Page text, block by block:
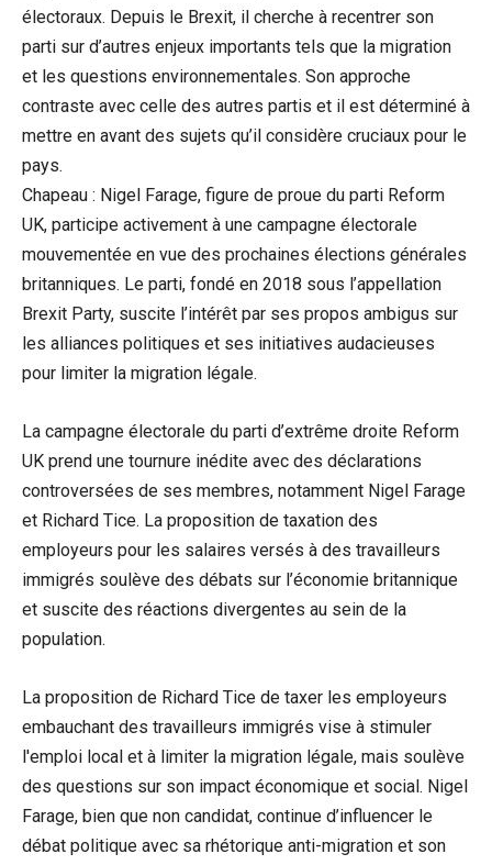
électoraux. Depuis le Brexit, il cherche à recentrer son
parti sur d’autres enjeux importants tels que la migration
et les questions environnementales. Son approche
contraste avec celle des autres partis et il est déterminé à
mettre en avant des sujets qu’il considère cruciaux pour le
pays.
Chapeau : Nigel Farage, figure de proue du parti Reform
UK, participe activement à une campagne électorale
mouvementée en vue des prochaines élections générales
britanniques. Le parti, fondé en 2018 sous l’appellation
Brexit Party, suscite l’intérêt par ses propos ambigus sur
les alliances politiques et ses initiatives audacieuses
pour limiter la migration légale.
La campagne électorale du parti d’extrême droite Reform
UK prend une tournure inédite avec des déclarations
controversées de ses membres, notamment Nigel Farage
et Richard Tice. La proposition de taxation des
employeurs pour les salaires versés à des travailleurs
immigrés soulève des débats sur l’économie britannique
et suscite des réactions divergentes au sein de la
population.
La proposition de Richard Tice de taxer les employeurs
embauchant des travailleurs immigrés vise à stimuler
l'emploi local et à limiter la migration légale, mais soulève
des questions sur son impact économique et social. Nigel
Farage, bien que non candidat, continue d’influencer le
débat politique avec sa rhétorique anti-migration et son